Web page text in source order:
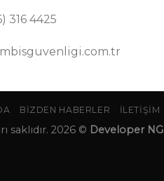
316 4425
BIZDEN HABERLER İLETIŞIM
saklıdır. 2026 © Developer NG